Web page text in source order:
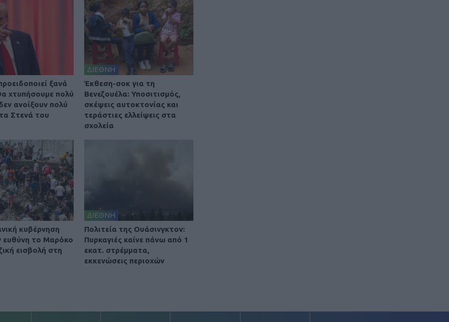
ξανά
χτυπήσουμε πολύ
ανοίξουν πολύ
Στενά του
ΔΙΕΘΝΗ
Έκθεση-σοκ για τη
Βενεζουέλα: Υποσιτισμός,
σκέψεις αυτοκτονίας και
τεράστιες ελλείψεις στα
σχολεία
κυβέρνηση
ευθύνη το Μαρόκο
εισβολή στη
ΔΙΕΘΝΗ
Πολιτεία της Ουάσινγκτον:
Πυρκαγιές καίνε πάνω από 1
εκατ. στρέμματα,
εκκενώσεις περιοχών